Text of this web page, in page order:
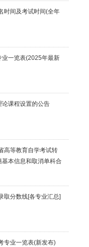
时间及考试时间(全年
业一览表(2025年最新
课程设置的公告
高等教育自学考试转
本信息和取消单科合
取分数线[各专业汇总]
专业一览表(新发布)